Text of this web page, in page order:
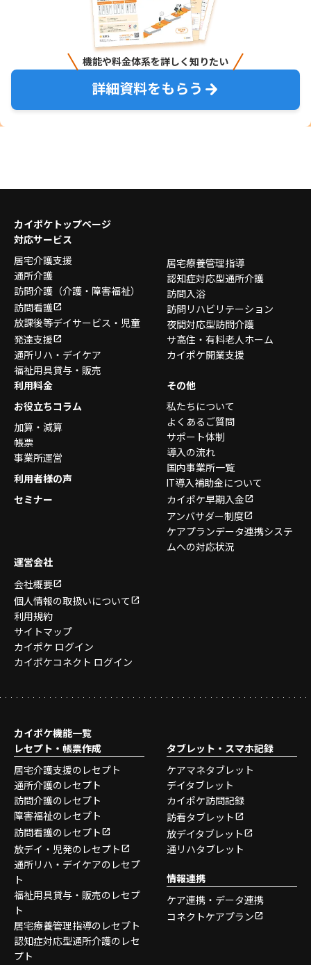
機能や料金体系を詳しく知りたい
詳細資料をもらう
カイポケトップページ
対応サービス
居宅介護支援
通所介護
訪問介護 （介護・障害福祉）
訪問看護
放課後等デイサービス・ 児童
発達支援
通所リハ・デイケア
福祉用具貸与・販売
居宅療養管理指導
認知症対応型通所介護
訪問入浴
訪問リハビリテーション
夜間対応型訪問介護
サ高住・有料老人ホーム
カイポケ開業支援
利用料金
お役立ちコラム
加算・減算
帳票
事業所運営
利用者様の声
セミナー
その他
私たちについて
よくあるご質問
サポート体制
導入の流れ
国内事業所一覧
IT導入補助金について
カイポケ早期入金
アンバサダー制度
ケアプランデータ連携システ
ムへの対応状況
運営会社
会社概要
個人情報の取扱いについて
利用規約
サイトマップ
カイポケ ログイン
カイポケコネクト ログイン
カイポケ機能一覧
レセプト・帳票作成
居宅介護支援のレセプト
通所介護のレセプト
訪問介護のレセプト
障害福祉のレセプト
訪問看護のレセプト
放デイ・児発のレセプト
通所リハ・デイケアのレセプ
ト
福祉用具貸与・販売のレセプ
ト
居宅療養管理指導のレセプト
認知症対応型通所介護のレセ
プト
タブレット・スマホ記録
ケアマネタブレット
デイタブレット
カイポケ訪問記録
訪看タブレット
放デイタブレット
通リハタブレット
情報連携
ケア連携・データ連携
コネクトケアプラン